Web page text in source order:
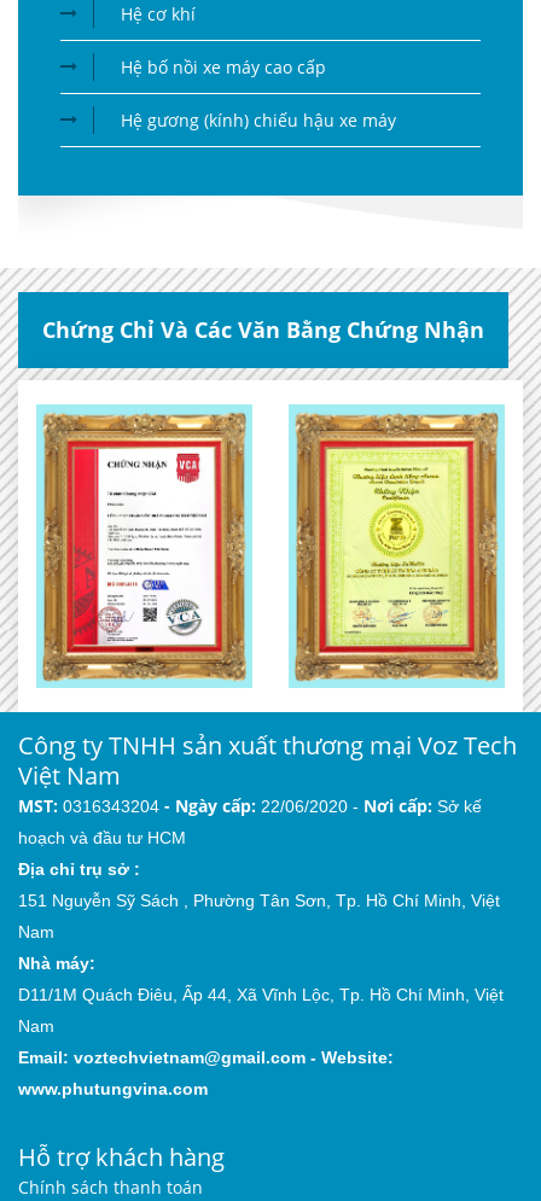
Hệ cơ khí
Hệ bố nồi xe máy cao cấp
Hệ gương (kính) chiếu hậu xe máy
Chứng Chỉ Và Các Văn Bằng Chứng Nhận
Công ty TNHH sản xuất thương mại Voz Tech
Việt Nam
MST: 0316343204 - Ngày cấp: 22/06/2020 - Nơi cấp: Sở kế
hoạch và đầu tư HCM
Địa chỉ trụ sở :
151 Nguyễn Sỹ Sách , Phường Tân Sơn, Tp. Hồ Chí Minh, Việt
Nam
Nhà máy:
D11/1M Quách Điêu, Ấp 44, Xã Vĩnh Lộc, Tp. Hồ Chí Minh, Việt
Nam
Email: voztechvietnam@gmail.com - Website:
www.phutungvina.com
Hỗ trợ khách hàng
Chính sách thanh toán